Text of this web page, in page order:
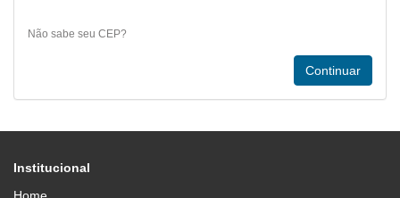
Não sabe seu CEP?
Institucional
Home